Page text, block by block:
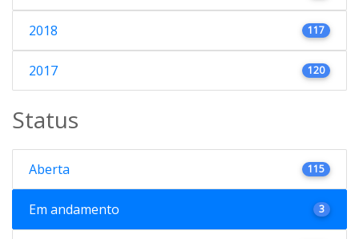
2018 117
2017 120
Status
Aberta 115
Em andamento 3